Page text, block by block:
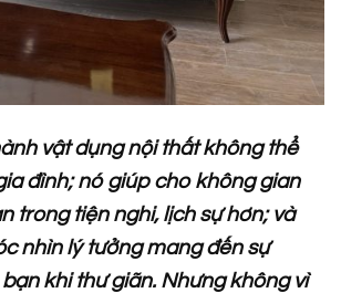
vật dụng nội thất không thể
đình; nó giúp cho không gian
trong tiện nghi, lịch sự hơn; và
nhìn lý tưởng mang đến sự
khi thư giãn. Nhưng không vì